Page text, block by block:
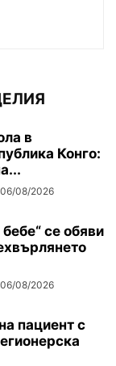
в
Конго:
06/08/2026
се обяви
06/08/2026
пациент с